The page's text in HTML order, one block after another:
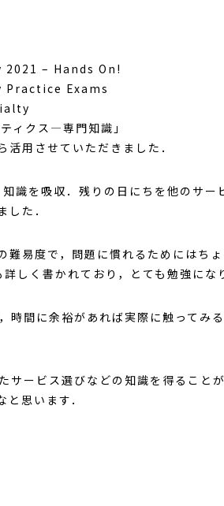
– Hands On!
Practice Exams
ィクス―専門知識」
用させていただきました．
を吸収．残りの日にちを他のサー
た．
易度で，問題に慣れるためにはちょ
く書かれており，とても勉強にな
間に余裕があれば実際に触ってみ
ービス選びなどの知識を得ること
思います．